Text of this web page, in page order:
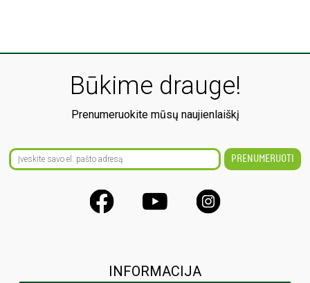
Būkime drauge!
Prenumeruokite mūsų naujienlaiškį
INFORMACIJA